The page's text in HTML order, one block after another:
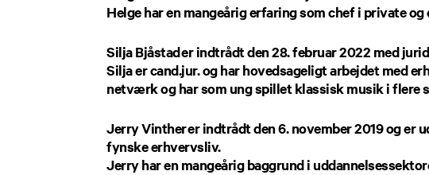
Helge har en mangeårig erfaring som chef i private
Silja Bjåstader indtrådt den 28. februar 2022 med
Silja er cand.jur. og har hovedsageligt arbejdet med
netværk og har som ung spillet klassisk musik i flere
Jerry Vintherer indtrådt den 6. november 2019 og
fynske erhvervsliv.
Jerry har en mangeårig baggrund i